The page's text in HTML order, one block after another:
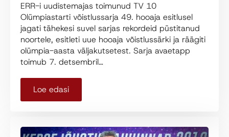
ERR-i uudistemajas toimunud TV 10
Olümpiastarti võistlussarja 49. hooaja esitlusel
jagati tähekesi suvel sarjas rekordeid püstitanud
noortele, esitleti uue hooaja võistlussärki ja räägiti
olümpia-aasta väljakutsetest. Sarja avaetapp
toimub 7. detsembril…
Loe edasi